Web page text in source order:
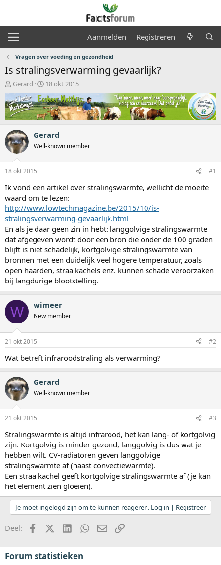
Aanmelden Registreren
Vragen over voeding en gezondheid
Is stralingsverwarming gevaarlijk?
O
n
d
e
r
w
e
r
p
s
t
r
t
e
r
Gerard
S
t
a
r
t
a
t
m
18 okt 2015
Gerard
Well-known member
18 okt 2015 #1
Ik vond een artikel over stralingswarmte, wellicht de moeite
waard om te lezen:
http://www.lowtechmagazine.be/2015/10/is-
stralingsverwarming-gevaarlijk.html
En als je daar geen zin in hebt: langgolvige stralingswarmte
dat afgegeven wordt door een bron die onder de 100 graden
blijft is niet schadelijk, kortgolvige stralingswarmte van
bronnen met een duidelijk veel hogere temperatuur, zoals
open haarden, straalkachels enz. kunnen schade veroorzaken
bij langdurige blootstelling.
W wimeer
New member
21 okt 2015 #2
Wat betreft infraroodstraling als verwarming?
Gerard
Well-known member
21 okt 2015 #3
Stralingswarmte is altijd infrarood, het kan lang- of kortgolvig
zijn. Kortgolvig is minder gezond, langgolvig is dus wat je
hebben wilt. CV-radiatoren geven langgolvige
stralingswarmte af (naast convectiewarmte).
Een straalkachel geeft kortgolvige stralingswarmte af (je kan
het element zien gloeien).
Je moet ingelogd zijn om te kunnen reageren. Log in | Registreer
Deel: FacebookX (Twitter)LinkedInWhatsApp
E-mailkoppeling
Forum statistieken